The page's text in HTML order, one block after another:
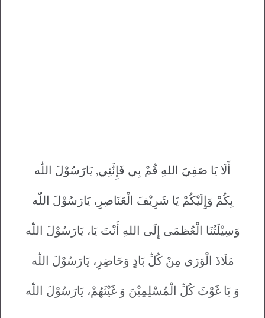
أَلَا يَا صَفِيَ اللهِ قُمْ بِي فَإِنَّنِي, يَارَسُوْلَ اللّٰه
بِکُمْ وَإِلَيْکُمْ يَا شَرِيْفَ الْعَنَاصِرِ، يَارَسُوْلَ اللّٰه
وَسِيْلَتُنَا الْعُظمَی إِلَی اللهِ أَنْتَ يَا، يَارَسُوْلَ اللّٰه
مَلَاذَ الْوَرَی مِنْ کُلِّ بَادٍ وَحَاضِرِ، يَارَسُوْلَ اللّٰه
وَ يَا غَوْثَ کُلِّ الْمُسْلِمِيْنَ وَ غَيْثَهُمْ، يَارَسُوْلَ اللّٰه